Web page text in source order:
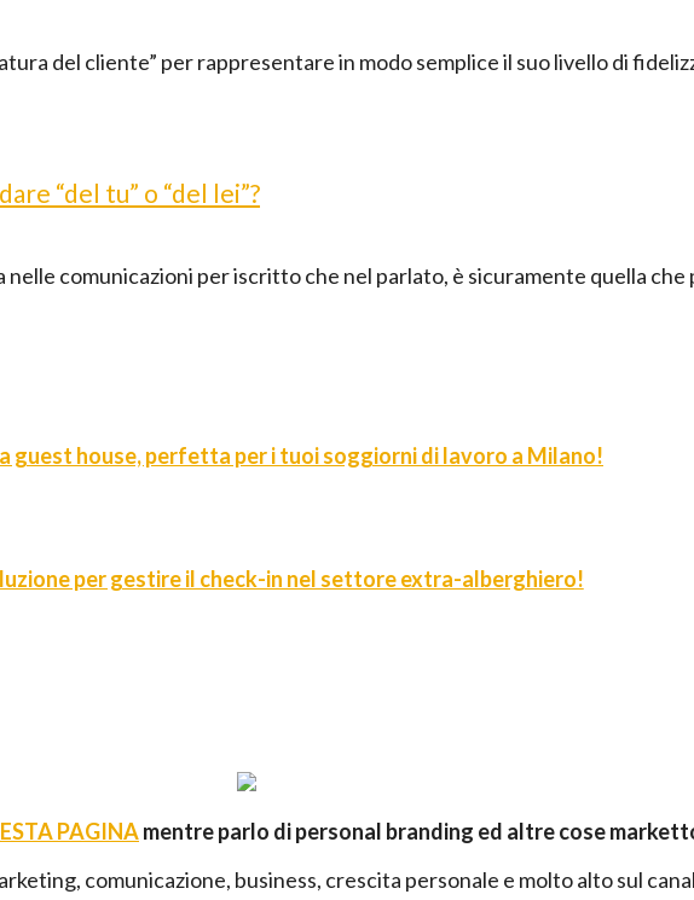
del cliente” per rappresentare in modo semplice il suo livello di
“del tu” o “del lei”?
nelle comunicazioni per iscritto che nel parlato, è sicuramente quella
guest house, perfetta per i tuoi soggiorni di lavoro a Milano!
per gestire il check-in nel settore extra-alberghiero!
PAGINAmentre parlo di personal branding ed altre cose
comunicazione, business, crescita personale e molto alto sul